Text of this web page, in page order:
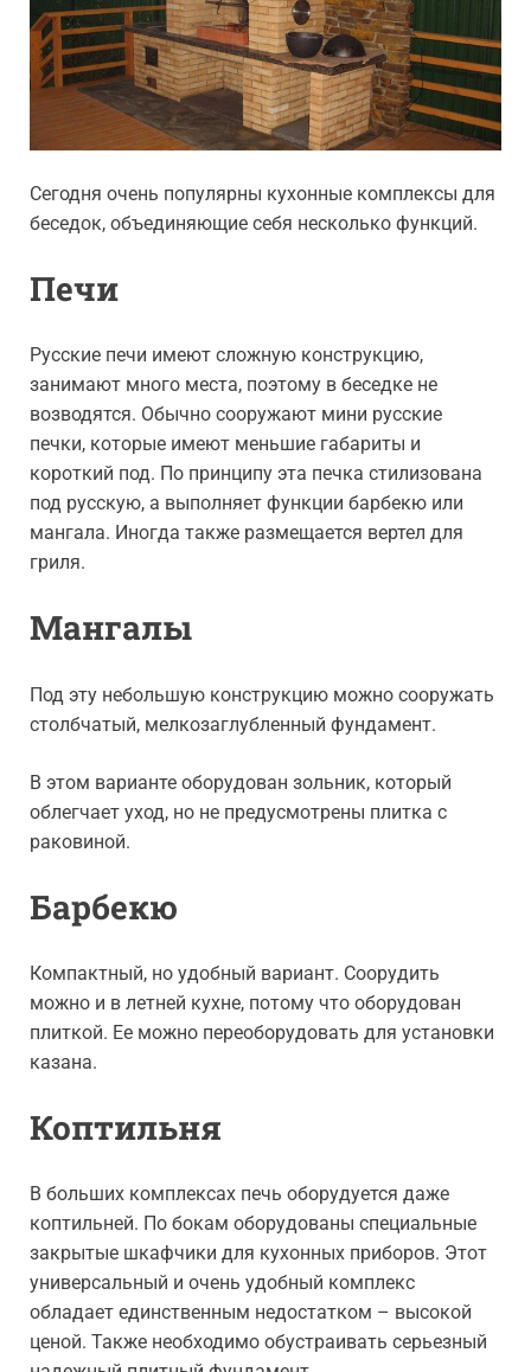
Сегодня очень популярны кухонные комплексы для
беседок, объединяющие себя несколько функций.
Печи
Русские печи имеют сложную конструкцию,
занимают много места, поэтому в беседке не
возводятся. Обычно сооружают мини русские
печки, которые имеют меньшие габариты и
короткий под. По принципу эта печка стилизована
под русскую, а выполняет функции барбекю или
мангала. Иногда также размещается вертел для
гриля.
Мангалы
Под эту небольшую конструкцию можно сооружать
столбчатый, мелкозаглубленный фундамент.
В этом варианте оборудован зольник, который
облегчает уход, но не предусмотрены плитка с
раковиной.
Барбекю
Компактный, но удобный вариант. Соорудить
можно и в летней кухне, потому что оборудован
плиткой. Ее можно переоборудовать для установки
казана.
Коптильня
В больших комплексах печь оборудуется даже
коптильней. По бокам оборудованы специальные
закрытые шкафчики для кухонных приборов. Этот
универсальный и очень удобный комплекс
обладает единственным недостатком – высокой
ценой. Также необходимо обустраивать серьезный